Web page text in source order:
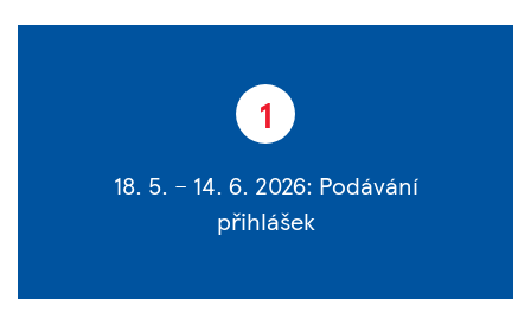
1
18. 5. – 14. 6. 2026: Podávání
přihlášek